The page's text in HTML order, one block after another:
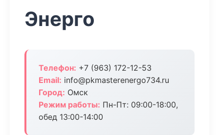
Энерго
Телефон: +7 (963) 172-12-53
Email: info@pkmasterenergo734.ru
Город: Омск
Режим работы: Пн-Пт: 09:00-18:00,
обед 13:00-14:00